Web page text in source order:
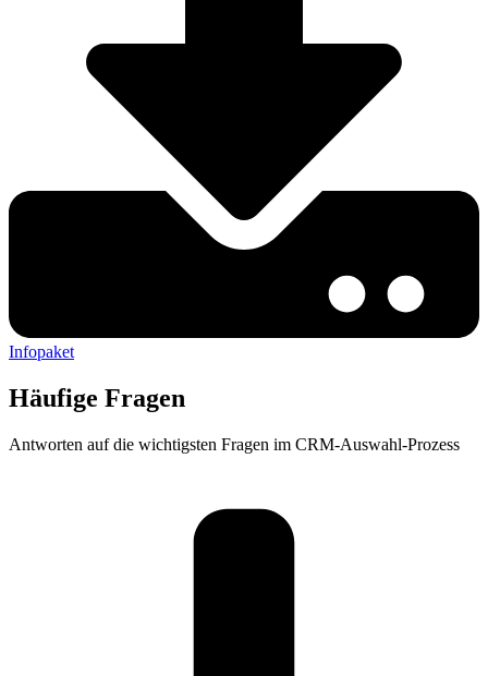
Infopaket
Häufige Fragen
Antworten auf die wichtigsten Fragen im CRM-Auswahl-Prozess